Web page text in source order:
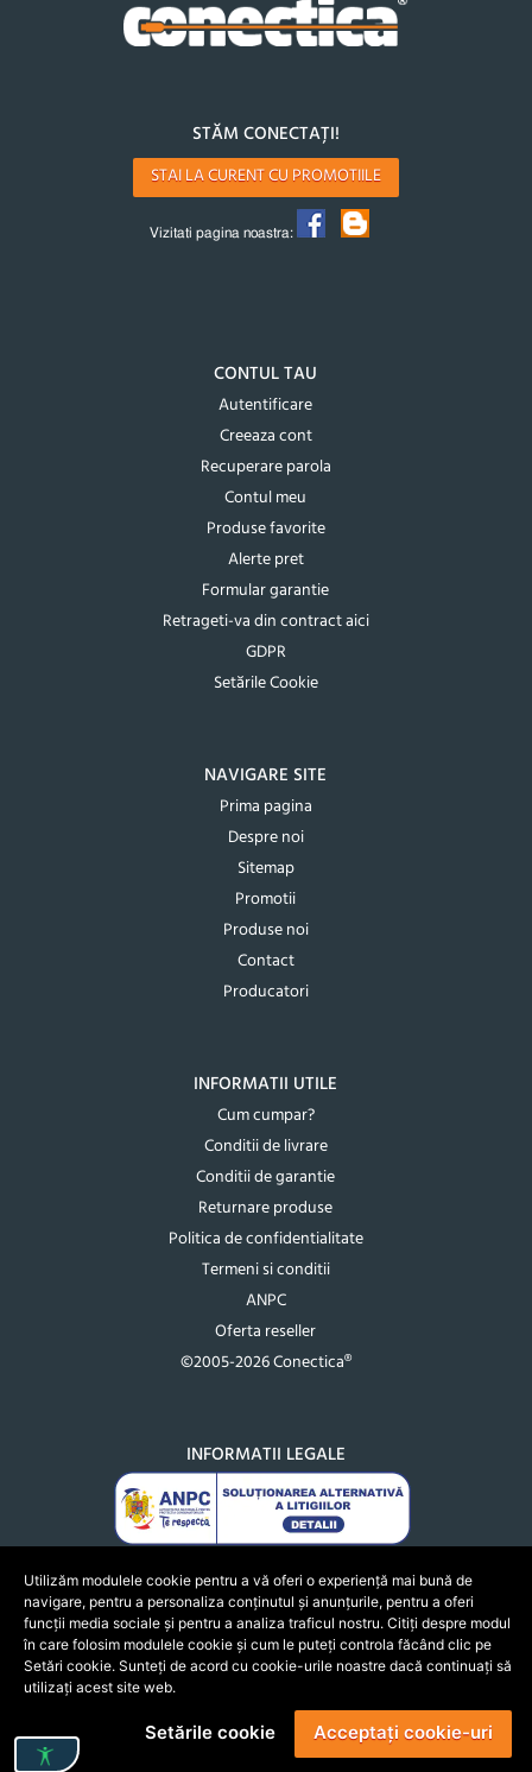
STĂM CONECTAȚI!
STAI LA CURENT CU PROMOTIILE
Vizitati pagina noastra:
CONTUL TAU
Autentificare
Creeaza cont
Recuperare parola
Contul meu
Produse favorite
Alerte pret
Formular garantie
Retrageti-va din contract aici
GDPR
Setările Cookie
NAVIGARE SITE
Prima pagina
Despre noi
Sitemap
Promotii
Produse noi
Contact
Producatori
INFORMATII UTILE
Cum cumpar?
Conditii de livrare
Conditii de garantie
Returnare produse
Politica de confidentialitate
Termeni si conditii
ANPC
Oferta reseller
©2005-2026 Conectica®
INFORMATII LEGALE
Utilizăm modulele cookie pentru a vă oferi o experiență mai bună de
navigare, pentru a personaliza conținutul și anunțurile, pentru a oferi
funcții media sociale și pentru a analiza traficul nostru. Citiți despre modul
în care folosim modulele cookie și cum le puteți controla făcând clic pe
Setări cookie. Sunteți de acord cu cookie-urile noastre dacă continuați să
utilizați acest site web.
Setările cookie Acceptați cookie-uri